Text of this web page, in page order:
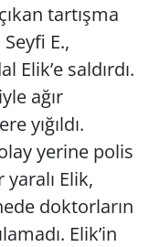
tartışma
E.,
Elik’e saldırdı.
ağır
yığıldı.
yerine polis
Elik,
doktorların
Elik’in